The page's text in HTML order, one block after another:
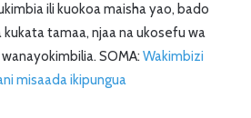
ili kuokoa maisha yao, bado
kukata tamaa, njaa na ukosefu wa
SOMA: Wakimbizi
misaada ikipungua